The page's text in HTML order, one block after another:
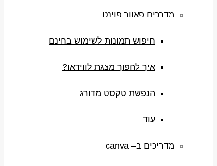
מדרכים פאוור פוינט
חיפוש תמונות לשימוש בחינם
איך להפוך מצגת לווידאו?
הנפשת טקסט מדורג
עוד
מדריכים ב– canva